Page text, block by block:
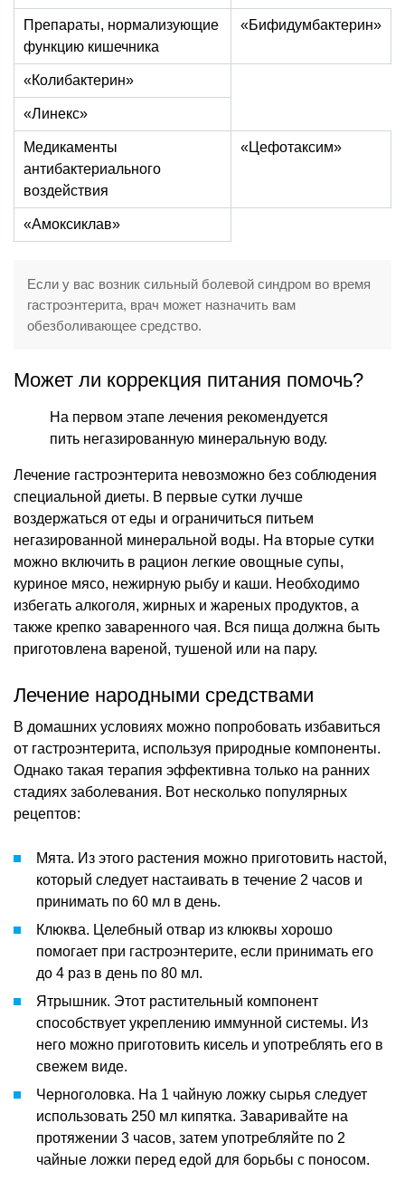
Препараты, нормализующие
функцию кишечника
«Бифидумбактерин»
«Колибактерин»
«Линекс»
Медикаменты
антибактериального
воздействия
«Цефотаксим»
«Амоксиклав»
Если у вас возник сильный болевой синдром во время
гастроэнтерита, врач может назначить вам
обезболивающее средство.
Может ли коррекция питания помочь?
На первом этапе лечения рекомендуется
пить негазированную минеральную воду.
Лечение гастроэнтерита невозможно без соблюдения
специальной диеты. В первые сутки лучше
воздержаться от еды и ограничиться питьем
негазированной минеральной воды. На вторые сутки
можно включить в рацион легкие овощные супы,
куриное мясо, нежирную рыбу и каши. Необходимо
избегать алкоголя, жирных и жареных продуктов, а
также крепко заваренного чая. Вся пища должна быть
приготовлена вареной, тушеной или на пару.
Лечение народными средствами
В домашних условиях можно попробовать избавиться
от гастроэнтерита, используя природные компоненты.
Однако такая терапия эффективна только на ранних
стадиях заболевания. Вот несколько популярных
рецептов:
Мята. Из этого растения можно приготовить настой,
который следует настаивать в течение 2 часов и
принимать по 60 мл в день.
Клюква. Целебный отвар из клюквы хорошо
помогает при гастроэнтерите, если принимать его
до 4 раз в день по 80 мл.
Ятрышник. Этот растительный компонент
способствует укреплению иммунной системы. Из
него можно приготовить кисель и употреблять его в
свежем виде.
Черноголовка. На 1 чайную ложку сырья следует
использовать 250 мл кипятка. Заваривайте на
протяжении 3 часов, затем употребляйте по 2
чайные ложки перед едой для борьбы с поносом.